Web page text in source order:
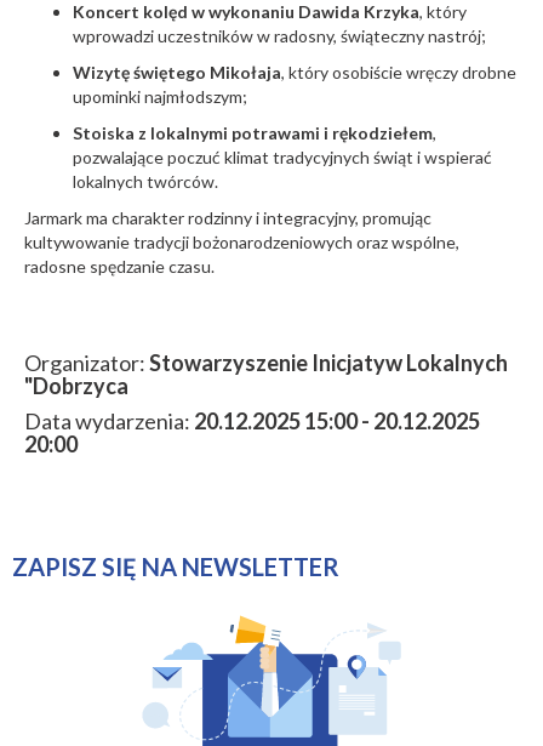
Koncert kolęd w wykonaniu Dawida Krzyka, który
wprowadzi uczestników w radosny, świąteczny nastrój;
Wizytę świętego Mikołaja, który osobiście wręczy drobne
upominki najmłodszym;
Stoiska z lokalnymi potrawami i rękodziełem,
pozwalające poczuć klimat tradycyjnych świąt i wspierać
lokalnych twórców.
Jarmark ma charakter rodzinny i integracyjny, promując
kultywowanie tradycji bożonarodzeniowych oraz wspólne,
radosne spędzanie czasu.
Organizator:Stowarzyszenie Inicjatyw Lokalnych
"Dobrzyca
Data wydarzenia: 20.12.2025 15:00 - 20.12.2025
20:00
ZAPISZ SIĘ NA NEWSLETTER